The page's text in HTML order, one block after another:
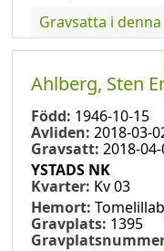
Gravsatta i
Ahlberg, Sten
Född: 1946-10-15
Avliden: 2018-03-
Gravsatt: 2018-
YSTADS NK
Kvarter: Kv 03
Hemort:
Gravplats: 1395